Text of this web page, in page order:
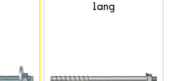
lang